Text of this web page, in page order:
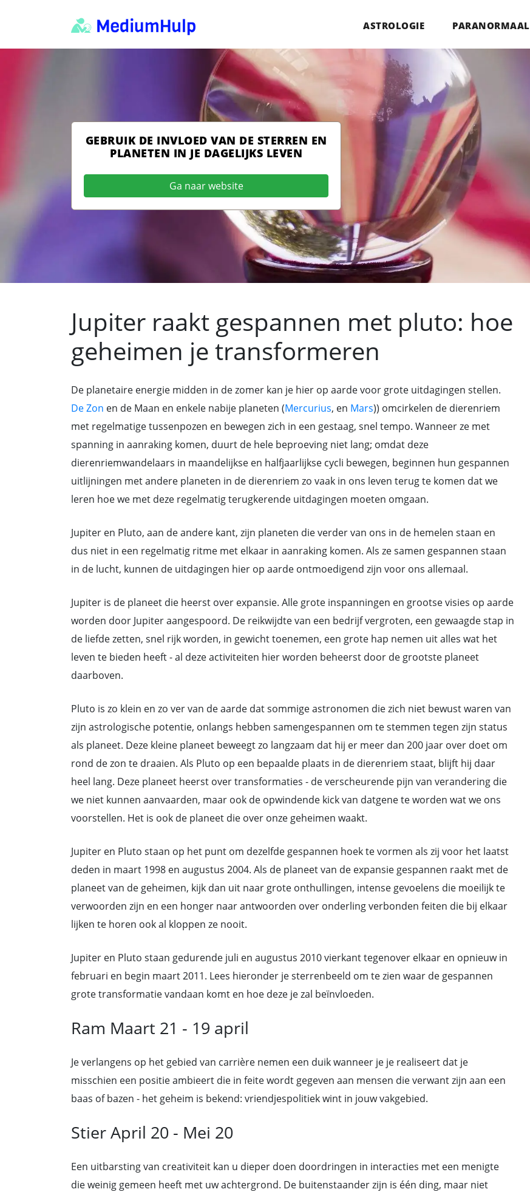
ASTROLOGIE PARANORMAAL
GEBRUIK DE INVLOED VAN DE STERREN EN
PLANETEN IN JE DAGELIJKS LEVEN
Ga naar website
Jupiter raakt gespannen met pluto: hoe
geheimen je transformeren
De planetaire energie midden in de zomer kan je hier op aarde voor grote uitdagingen stellen.
De Zon en de Maan en enkele nabije planeten (Mercurius, en Mars)) omcirkelen de dierenriem
met regelmatige tussenpozen en bewegen zich in een gestaag, snel tempo. Wanneer ze met
spanning in aanraking komen, duurt de hele beproeving niet lang; omdat deze
dierenriemwandelaars in maandelijkse en halfjaarlijkse cycli bewegen, beginnen hun gespannen
uitlijningen met andere planeten in de dierenriem zo vaak in ons leven terug te komen dat we
leren hoe we met deze regelmatig terugkerende uitdagingen moeten omgaan.
Jupiter en Pluto, aan de andere kant, zijn planeten die verder van ons in de hemelen staan en
dus niet in een regelmatig ritme met elkaar in aanraking komen. Als ze samen gespannen staan
in de lucht, kunnen de uitdagingen hier op aarde ontmoedigend zijn voor ons allemaal.
Jupiter is de planeet die heerst over expansie. Alle grote inspanningen en grootse visies op aarde
worden door Jupiter aangespoord. De reikwijdte van een bedrijf vergroten, een gewaagde stap in
de liefde zetten, snel rijk worden, in gewicht toenemen, een grote hap nemen uit alles wat het
leven te bieden heeft - al deze activiteiten hier worden beheerst door de grootste planeet
daarboven.
Pluto is zo klein en zo ver van de aarde dat sommige astronomen die zich niet bewust waren van
zijn astrologische potentie, onlangs hebben samengespannen om te stemmen tegen zijn status
als planeet. Deze kleine planeet beweegt zo langzaam dat hij er meer dan 200 jaar over doet om
rond de zon te draaien. Als Pluto op een bepaalde plaats in de dierenriem staat, blijft hij daar
heel lang. Deze planeet heerst over transformaties - de verscheurende pijn van verandering die
we niet kunnen aanvaarden, maar ook de opwindende kick van datgene te worden wat we ons
voorstellen. Het is ook de planeet die over onze geheimen waakt.
Jupiter en Pluto staan op het punt om dezelfde gespannen hoek te vormen als zij voor het laatst
deden in maart 1998 en augustus 2004. Als de planeet van de expansie gespannen raakt met de
planeet van de geheimen, kijk dan uit naar grote onthullingen, intense gevoelens die moeilijk te
verwoorden zijn en een honger naar antwoorden over onderling verbonden feiten die bij elkaar
lijken te horen ook al kloppen ze nooit.
Jupiter en Pluto staan gedurende juli en augustus 2010 vierkant tegenover elkaar en opnieuw in
februari en begin maart 2011. Lees hieronder je sterrenbeeld om te zien waar de gespannen
grote transformatie vandaan komt en hoe deze je zal beïnvloeden.
Ram Maart 21 - 19 april
Je verlangens op het gebied van carrière nemen een duik wanneer je je realiseert dat je
misschien een positie ambieert die in feite wordt gegeven aan mensen die verwant zijn aan een
baas of bazen - het geheim is bekend: vriendjespolitiek wint in jouw vakgebied.
Stier April 20 - Mei 20
Een uitbarsting van creativiteit kan u dieper doen doordringen in interacties met een menigte
die weinig gemeen heeft met uw achtergrond. De buitenstaander zijn is één ding, maar niet